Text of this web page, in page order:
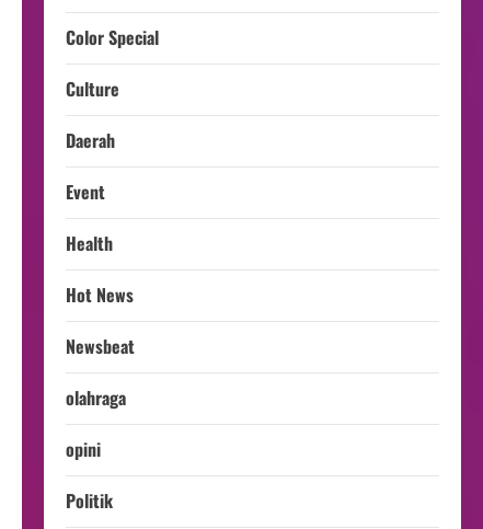
Color Special
Culture
Daerah
Event
Health
Hot News
Newsbeat
olahraga
opini
Politik